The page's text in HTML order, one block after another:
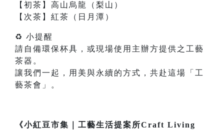
【初茶】高山烏龍（梨山）
【次茶】紅茶（日月潭）
♻ 小提醒
請自備環保杯具，或現場使用主辦方提供之工藝
茶器。
讓我們一起，用美與永續的方式，共赴這場「工
藝茶會」。
《小紅豆市集｜工藝生活提案所Craft Living